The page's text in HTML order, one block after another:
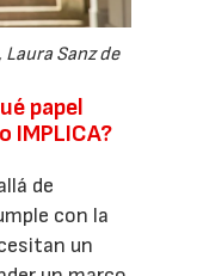
Sanz de
papel
IMPLICA?
de
con la
un